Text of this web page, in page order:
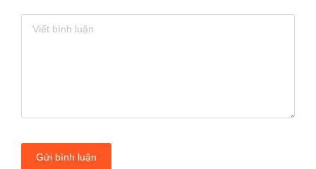
Gửi bình luận